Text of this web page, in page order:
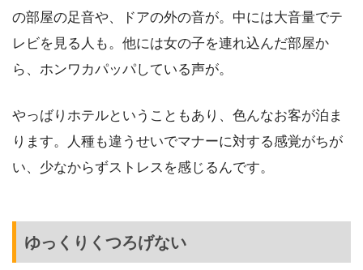
の部屋の足音や、ドアの外の音が。中には大音量でテ
レビを見る人も。他には女の子を連れ込んだ部屋か
ら、ホンワカパッパしている声が。
やっばりホテルということもあり、色んなお客が泊ま
ります。人種も違うせいでマナーに対する感覚がちが
い、少なからずストレスを感じるんです。
ゆっくりくつろげない